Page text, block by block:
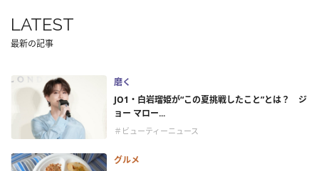
LATEST
最新の記事
磨く
JO1・白岩瑠姫が“この夏挑戦したこと”とは？ ジ
ョー マロー...
＃ビューティーニュース
グルメ